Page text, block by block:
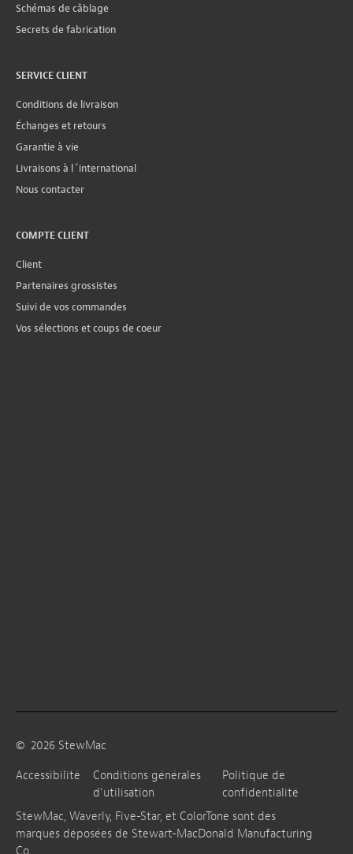
Schémas de câblage
Secrets de fabrication
SERVICE CLIENT
Conditions de livraison
Échanges et retours
Garantie à vie
Livraisons à l´international
Nous contacter
COMPTE CLIENT
Client
Partenaires grossistes
Suivi de vos commandes
Vos sélections et coups de coeur
© 2026 StewMac
Accessibilité
Conditions générales
d’utilisation
Politique de
confidentialité
StewMac, Waverly, Five-Star, et ColorTone sont des
marques déposées de Stewart-MacDonald Manufacturing